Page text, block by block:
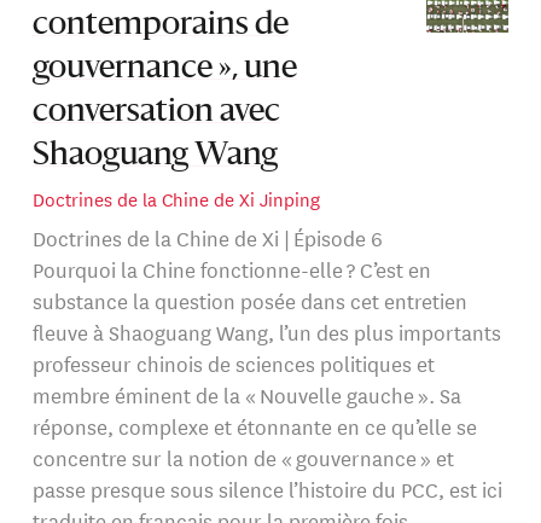
contemporains de
gouvernance », une
conversation avec
Shaoguang Wang
Doctrines de la Chine de Xi Jinping
Doctrines de la Chine de Xi | Épisode 6
Pourquoi la Chine fonctionne-elle ? C’est en
substance la question posée dans cet entretien
fleuve à Shaoguang Wang, l’un des plus importants
professeur chinois de sciences politiques et
membre éminent de la « Nouvelle gauche ». Sa
réponse, complexe et étonnante en ce qu’elle se
concentre sur la notion de « gouvernance » et
passe presque sous silence l’histoire du PCC, est ici